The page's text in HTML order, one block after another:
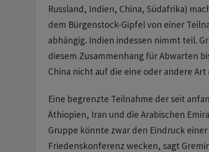
Russland, Indien, China, Südafrika)
dem Bürgenstock-Gipfel von einer
abhängig. Indien indessen nimmt teil.
diesem Zusammenhang für Abwarten
China nicht auf die eine oder andere
Eine begrenzte Teilnahme der seit
Äthiopien, Iran und die Arabischen
Gruppe könnte zwar den Eindruck
Friedenskonferenz wecken, sagt